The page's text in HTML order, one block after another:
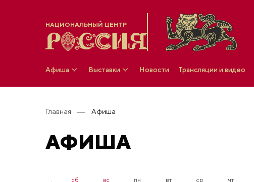
НАЦИОНАЛЬНЫЙ ЦЕНТР
Афиша Выставки Новости Трансляции и видео
Главная Афиша
АФИША
сб вс пн вт ср чт